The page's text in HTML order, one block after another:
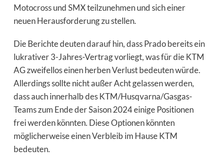
MotocrossundSMXteilzunehmen und sich einer
neuen Herausforderung zu stellen.
Die Berichte deuten darauf hin, dass Prado bereits ein
lukrativer 3-Jahres-Vertrag vorliegt, was für die KTM
AG zweifellos einen herben Verlust bedeuten würde.
Allerdings sollte nicht außer Acht gelassen werden,
dass auch innerhalb des KTM/Husqvarna/Gasgas-
Teams zum Ende der Saison 2024 einige Positionen
frei werden könnten. Diese Optionen könnten
möglicherweise einen Verbleib im Hause KTM
bedeuten.